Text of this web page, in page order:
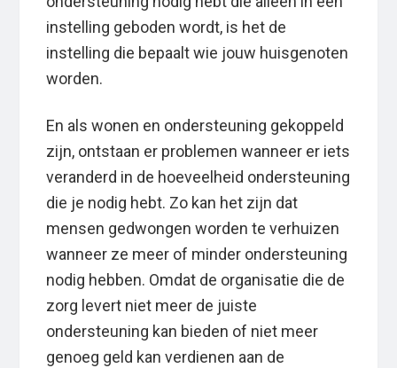
instelling geboden wordt, is het de
instelling die bepaalt wie jouw huisgenoten
worden.
En als wonen en ondersteuning gekoppeld
zijn, ontstaan er problemen wanneer er iets
veranderd in de hoeveelheid ondersteuning
die je nodig hebt. Zo kan het zijn dat
mensen gedwongen worden te verhuizen
wanneer ze meer of minder ondersteuning
nodig hebben. Omdat de organisatie die de
zorg levert niet meer de juiste
ondersteuning kan bieden of niet meer
genoeg geld kan verdienen aan de